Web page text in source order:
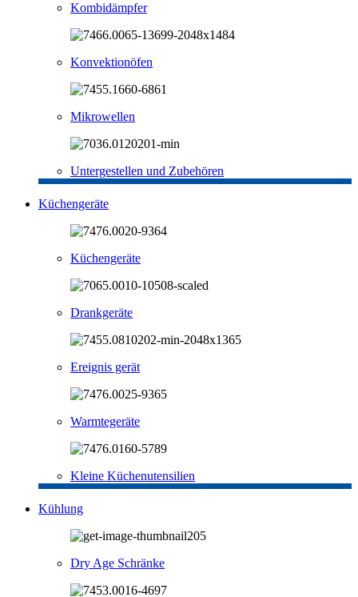
Kombidämpfer
Konvektionöfen
Mikrowellen
Untergestellen und Zubehören
Küchengeräte
Küchengeräte
Drankgeräte
Ereignis gerät
Warmtegeräte
Kleine Küchenutensilien
Kühlung
Dry Age Schränke